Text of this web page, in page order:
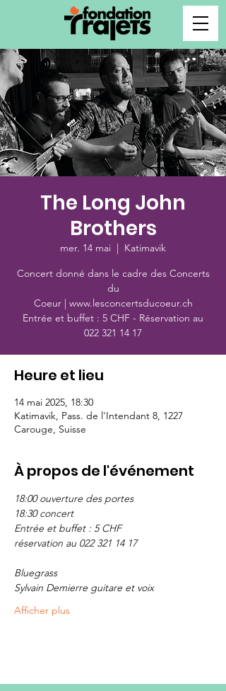
The Long John
Brothers
mer. 14 mai
  |
Katimavik
Concert donné dans le cadre des Concerts
du
Coeur | www.lesconcertsducoeur.ch
Entrée et buffet : 5 CHF - Réservation au
022 321 14 17
Heure et lieu
14 mai 2025, 18:30
Katimavik, Pass. de l'Intendant 8, 1227
Carouge, Suisse
À propos de l'événement
18:00 ouverture des portes
18:30 concert
Entrée et buffet : 5 CHF
réservation au 022 321 14 17
Bluegrass
Sylvain Demierre guitare et voix
Afficher plus